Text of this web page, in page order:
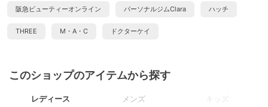
阪急ビューティーオンライン パーソナルジムClara ハッチ
THREE M・A・C ドクターケイ
このショップのアイテムから探す
レディース メンズ キッズ